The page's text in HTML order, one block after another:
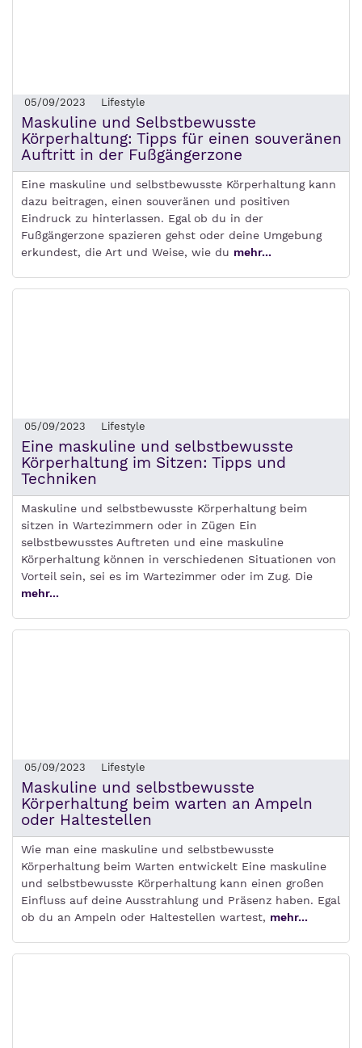
05/09/2023 Lifestyle
Maskuline und Selbstbewusste
Körperhaltung: Tipps für einen souveränen
Auftritt in der Fußgängerzone
Eine maskuline und selbstbewusste Körperhaltung kann
dazu beitragen, einen souveränen und positiven
Eindruck zu hinterlassen. Egal ob du in der
Fußgängerzone spazieren gehst oder deine Umgebung
erkundest, die Art und Weise, wie du mehr...
05/09/2023 Lifestyle
Eine maskuline und selbstbewusste
Körperhaltung im Sitzen: Tipps und
Techniken
Maskuline und selbstbewusste Körperhaltung beim
sitzen in Wartezimmern oder in Zügen Ein
selbstbewusstes Auftreten und eine maskuline
Körperhaltung können in verschiedenen Situationen von
Vorteil sein, sei es im Wartezimmer oder im Zug. Die
mehr...
05/09/2023 Lifestyle
Maskuline und selbstbewusste
Körperhaltung beim warten an Ampeln
oder Haltestellen
Wie man eine maskuline und selbstbewusste
Körperhaltung beim Warten entwickelt Eine maskuline
und selbstbewusste Körperhaltung kann einen großen
Einfluss auf deine Ausstrahlung und Präsenz haben. Egal
ob du an Ampeln oder Haltestellen wartest, mehr...